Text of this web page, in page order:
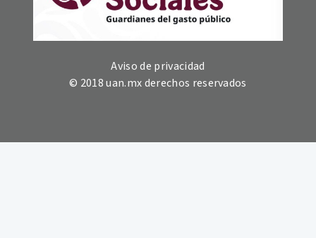
Aviso de privacidad
© 2018 uan.mx derechos reservados